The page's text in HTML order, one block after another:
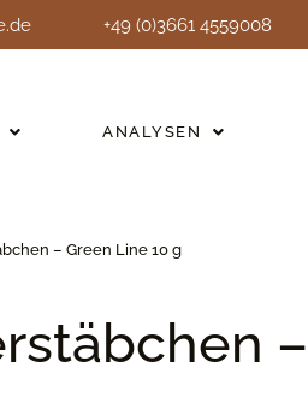
+49 (0)3661 4559008
ANALYSEN
– Green Line 10 g